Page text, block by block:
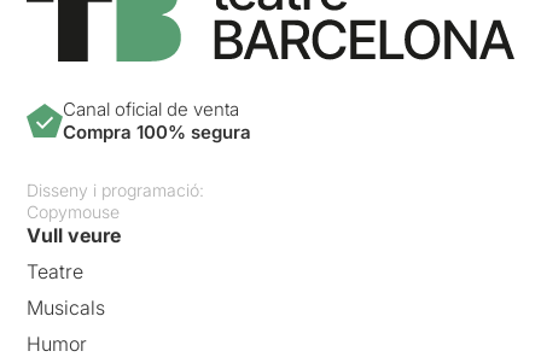
Canal oficial de venta
Compra 100% segura
Disseny i programació:
Copymouse
Vull veure
Teatre
Musicals
Humor